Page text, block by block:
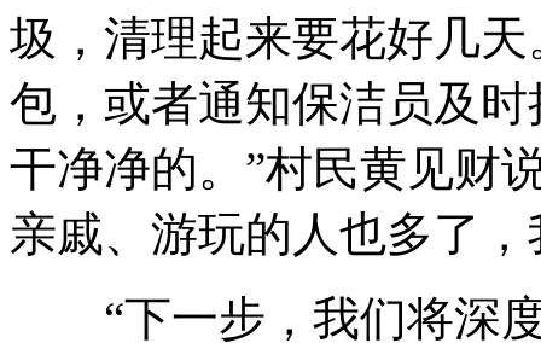
圾，清理起来要花好几
包，或者通知保洁员及
干净净的。”村民黄见财
亲戚、游玩的人也多了
“下一步，我们将深度